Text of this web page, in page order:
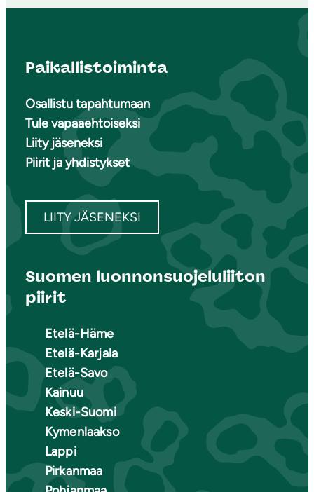
Paikallistoiminta
Osallistu tapahtumaan
Tule vapaaehtoiseksi
Liity jäseneksi
Piirit ja yhdistykset
LIITY JÄSENEKSI
Suomen luonnonsuojeluliiton
piirit
Etelä-Häme
Etelä-Karjala
Etelä-Savo
Kainuu
Keski-Suomi
Kymenlaakso
Lappi
Pirkanmaa